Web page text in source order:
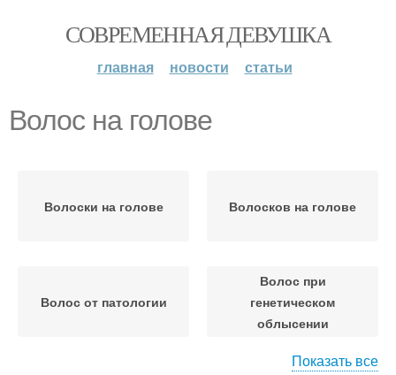
СОВРЕМЕННАЯ ДЕВУШКА
главная новости статьи
Волос на голове
Волоски на голове Волосков на голове
Волос от патологии
Волос при
генетическом
облысении
Показать все